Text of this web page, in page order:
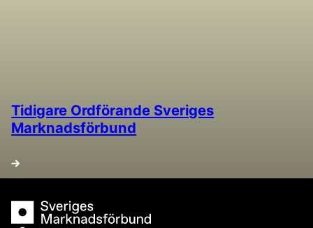
Tidigare Ordförande Sveriges
Marknadsförbund
Sveriges Marknadsförbund